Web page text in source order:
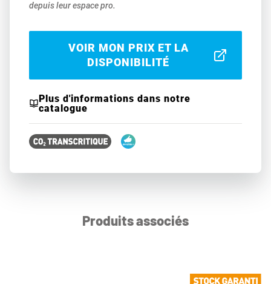
depuis leur espace pro.
VOIR MON PRIX ET LA
DISPONIBILITÉ
Plus d'informations dans notre
catalogue
Produits associés